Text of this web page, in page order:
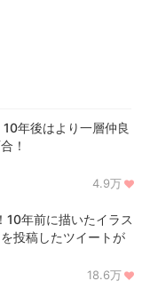
年後はより一層仲良
！
4.9万
10年前に描いたイラス
投稿したツイートが
18.6万